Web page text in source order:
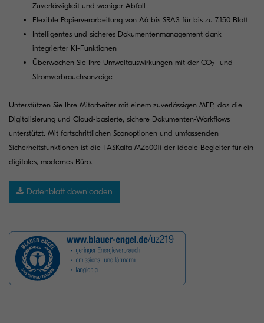
Zuverlässigkeit und weniger Abfall
Flexible Papierverarbeitung von A6 bis SRA3 für bis zu 7.150 Blatt
Intelligentes und sicheres Dokumentenmanagement dank
integrierter KI-Funktionen
Überwachen Sie Ihre Umweltauswirkungen mit der CO2- und
Stromverbrauchsanzeige
Unterstützen Sie Ihre Mitarbeiter mit einem zuverlässigen MFP, das die
Digitalisierung und Cloud-basierte, sichere Dokumenten-Workflows
unterstützt. Mit fortschrittlichen Scanoptionen und umfassenden
Sicherheitsfunktionen ist die TASKalfa MZ5001i der ideale Begleiter für ein
digitales, modernes Büro.
Datenblatt downloaden